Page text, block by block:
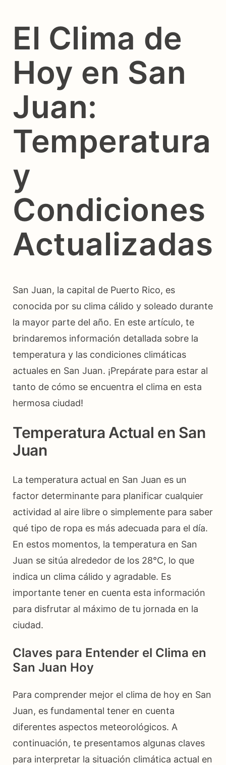
El Clima de
Hoy en San
Juan:
Temperatura
y
Condiciones
Actualizadas
San Juan, la capital de Puerto Rico, es
conocida por su clima cálido y soleado durante
la mayor parte del año. En este artículo, te
brindaremos información detallada sobre la
temperatura y las condiciones climáticas
actuales en San Juan. ¡Prepárate para estar al
tanto de cómo se encuentra el clima en esta
hermosa ciudad!
Temperatura Actual en San
Juan
La temperatura actual en San Juan es un
factor determinante para planificar cualquier
actividad al aire libre o simplemente para saber
qué tipo de ropa es más adecuada para el día.
En estos momentos, la temperatura en San
Juan se sitúa alrededor de los 28°C, lo que
indica un clima cálido y agradable. Es
importante tener en cuenta esta información
para disfrutar al máximo de tu jornada en la
ciudad.
Claves para Entender el Clima en
San Juan Hoy
Para comprender mejor el clima de hoy en San
Juan, es fundamental tener en cuenta
diferentes aspectos meteorológicos. A
continuación, te presentamos algunas claves
para interpretar la situación climática actual en